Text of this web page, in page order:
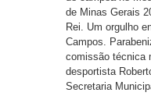
de Minas Gerais
Rei. Um orgulho
Campos.
comissão técnica
desportista
Secretaria